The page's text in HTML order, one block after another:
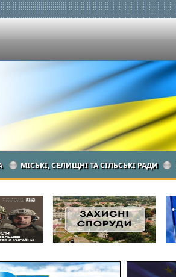
МІСЬКІ, СЕЛИЩНІ ТА СІЛЬСЬКІ РАДИ